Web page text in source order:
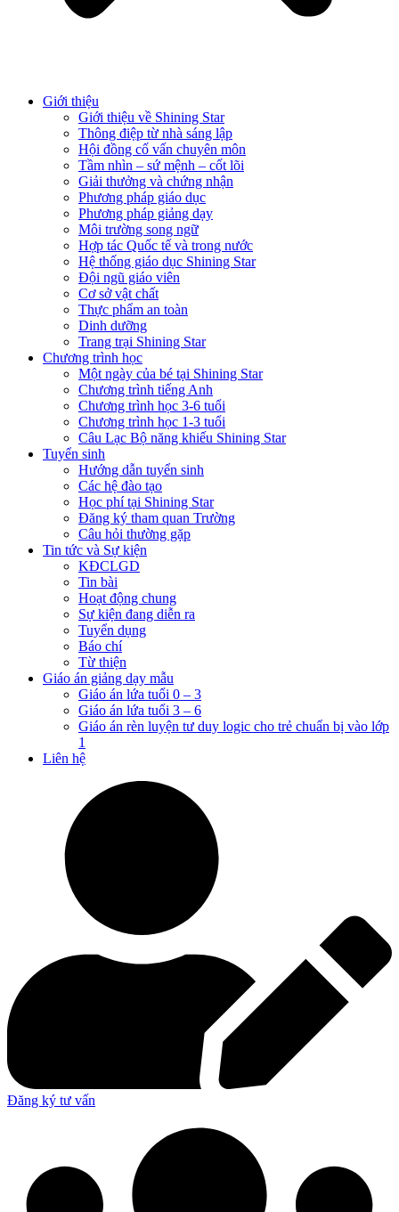
Giới thiệu
Giới thiệu về Shining Star
Thông điệp từ nhà sáng lập
Hội đồng cố vấn chuyên môn
Tầm nhìn – sứ mệnh – cốt lõi
Giải thưởng và chứng nhận
Phương pháp giáo dục
Phương pháp giảng dạy
Môi trường song ngữ
Hợp tác Quốc tế và trong nước
Hệ thống giáo dục Shining Star
Đội ngũ giáo viên
Cơ sở vật chất
Thực phẩm an toàn
Dinh dưỡng
Trang trại Shining Star
Chương trình học
Một ngày của bé tại Shining Star
Chương trình tiếng Anh
Chương trình học 3-6 tuổi
Chương trình học 1-3 tuổi
Câu Lạc Bộ năng khiếu Shining Star
Tuyển sinh
Hướng dẫn tuyển sinh
Các hệ đào tạo
Học phí tại Shining Star
Đăng ký tham quan Trường
Câu hỏi thường gặp
Tin tức và Sự kiện
KĐCLGD
Tin bài
Hoạt động chung
Sự kiện đang diễn ra
Tuyển dụng
Báo chí
Từ thiện
Giáo án giảng dạy mẫu
Giáo án lứa tuổi 0 – 3
Giáo án lứa tuổi 3 – 6
Giáo án rèn luyện tư duy logic cho trẻ chuẩn bị vào lớp
1
Liên hệ
Đăng ký tư vấn